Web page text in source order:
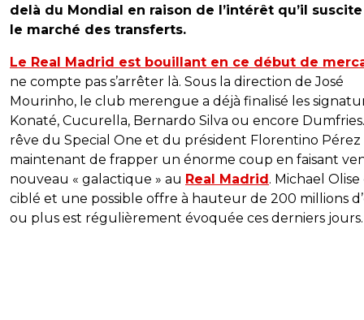
delà du Mondial en raison de l’intérêt qu’il
le marché des transferts.
Le Real Madrid est bouillant en ce début de
ne compte pas s’arrêter là. Sous la direction de José
Mourinho, le club merengue a déjà finalisé les
Konaté, Cucurella, Bernardo Silva ou encore
rêve du Special One et du président Florentino Pérez
maintenant de frapper un énorme coup en faisant
nouveau « galactique » au Real Madrid . Michael Olise
ciblé et une possible offre à hauteur de 200 millions
ou plus est régulièrement évoquée ces derniers jours.